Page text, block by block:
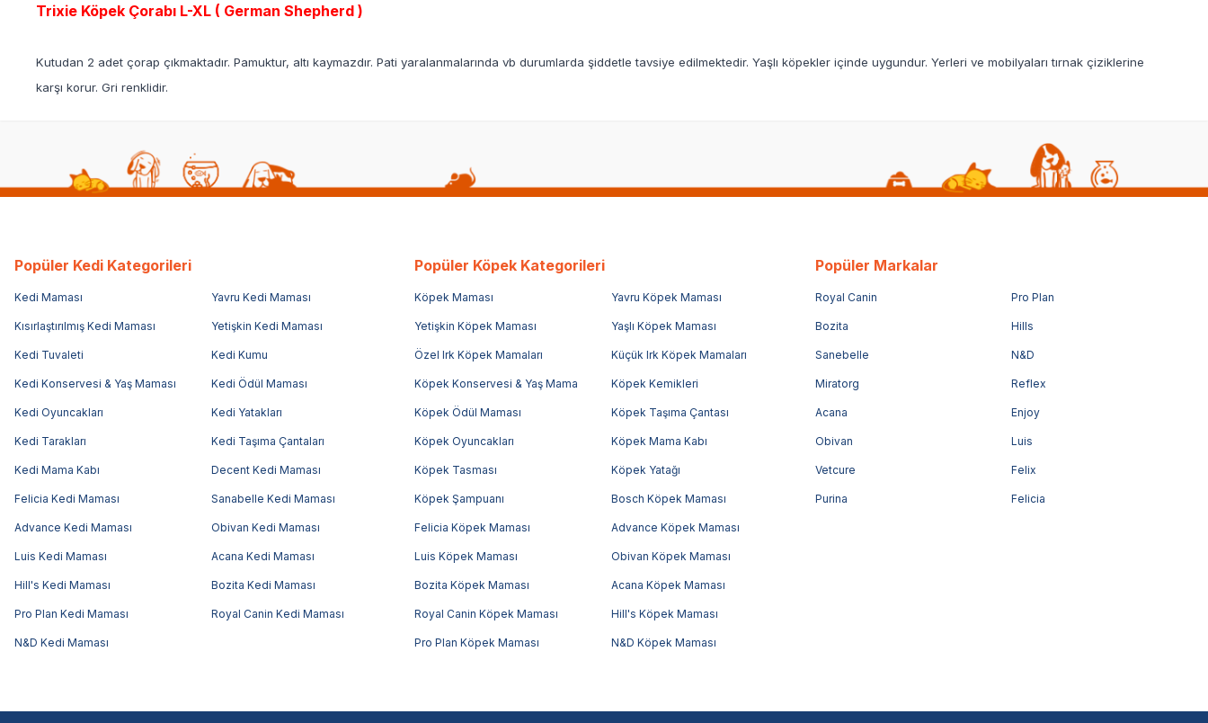
Trixie Köpek Çorabı L-XL ( German Shepherd )
Kutudan 2 adet çorap çıkmaktadır. Pamuktur, altı kaymazdır. Pati yaralanmalarında vb durumlarda şiddetle tavsiye edilmektedir. Yaşlı köpekler içinde uygundur. Yerleri ve mobilyaları tırnak çiziklerine
karşı korur. Gri renklidir.
Popüler Kedi Kategorileri
Kedi Maması Yavru Kedi Maması
Kısırlaştırılmış Kedi Maması Yetişkin Kedi Maması
Kedi Tuvaleti Kedi Kumu
Kedi Konservesi & Yaş Maması Kedi Ödül Maması
Kedi Oyuncakları Kedi Yatakları
Kedi Tarakları Kedi Taşıma Çantaları
Kedi Mama Kabı Decent Kedi Maması
Felicia Kedi Maması Sanabelle Kedi Maması
Advance Kedi Maması Obivan Kedi Maması
Luis Kedi Maması Acana Kedi Maması
Hill's Kedi Maması Bozita Kedi Maması
Pro Plan Kedi Maması Royal Canin Kedi Maması
N&D Kedi Maması
Popüler Köpek Kategorileri
Köpek Maması Yavru Köpek Maması
Yetişkin Köpek Maması Yaşlı Köpek Maması
Özel Irk Köpek Mamaları Küçük Irk Köpek Mamaları
Köpek Konservesi & Yaş Mama Köpek Kemikleri
Köpek Ödül Maması Köpek Taşıma Çantası
Köpek Oyuncakları Köpek Mama Kabı
Köpek Tasması Köpek Yatağı
Köpek Şampuanı Bosch Köpek Maması
Felicia Köpek Maması Advance Köpek Maması
Luis Köpek Maması Obivan Köpek Maması
Bozita Köpek Maması Acana Köpek Maması
Royal Canin Köpek Maması Hill's Köpek Maması
Pro Plan Köpek Maması N&D Köpek Maması
Popüler Markalar
Royal Canin Pro Plan
Bozita Hills
Sanebelle N&D
Miratorg Reflex
Acana Enjoy
Obivan Luis
Vetcure Felix
Purina Felicia